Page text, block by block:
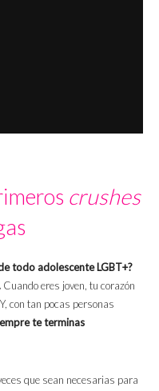
crushes
todo adolescente LGBT+?
Cuando eres joven, tu corazón
con tan pocas personas
te terminas
que sean necesarias para